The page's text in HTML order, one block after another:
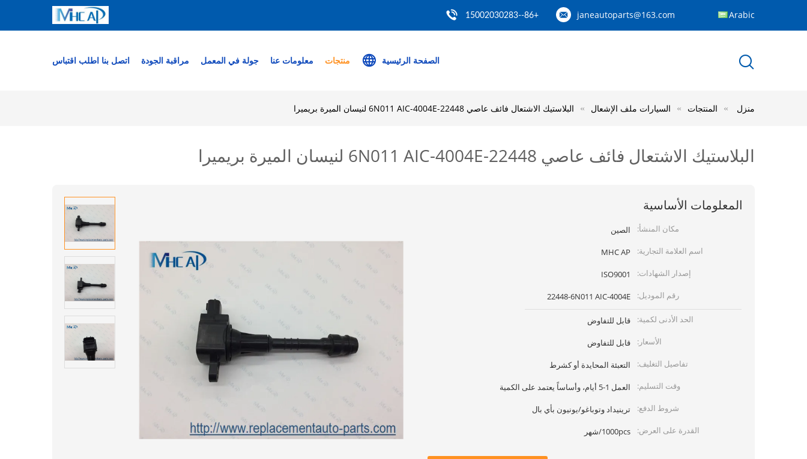
janeautoparts@163.com
+86--15002030283 Arabic
الصفحة الرئيسية منتجات معلومات عنا جولة في المعمل مراقبة الجودة اتصل بنا اطلب اقتباس
منزل المنتجات السيارات ملف الإشعال البلاستيك الاشتعال فائف عاصي 22448-6N011 AIC-4004E لنيسان الميرة بريميرا
البلاستيك الاشتعال فائف عاصي 22448-6N011 AIC-4004E لنيسان الميرة بريميرا
المعلومات الأساسية
مكان المنشأ:
الصين
اسم العلامة التجارية:
MHC AP
إصدار الشهادات:
ISO9001
رقم الموديل:
22448-6N011 AIC-4004E
الحد الأدنى لكمية:
قابل للتفاوض
الأسعار:
قابل للتفاوض
تفاصيل التغليف:
التعبئة المحايدة أو كشرط
وقت التسليم:
العمل 1-5 أيام، وأساساً يعتمد على الكمية
شروط الدفع:
ترينيداد وتوباغو/يونيون بأي بال
القدرة على العرض:
1000pcs/شهر